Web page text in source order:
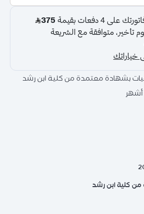
بشهادة معتمدة من كلية ابن رشد
كلية ابن رشد